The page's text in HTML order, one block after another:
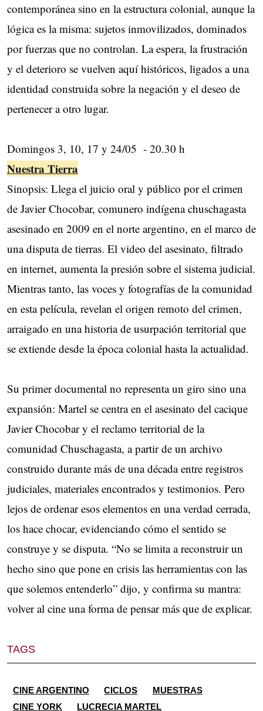
contemporánea sino en la estructura colonial, aunque la
lógica es la misma: sujetos inmovilizados, dominados
por fuerzas que no controlan. La espera, la frustración
y el deterioro se vuelven aquí históricos, ligados a una
identidad construida sobre la negación y el deseo de
pertenecer a otro lugar.
Domingos 3, 10, 17 y 24/05 - 20.30 h
Nuestra Tierra
Sinopsis: Llega el juicio oral y público por el crimen
de Javier Chocobar, comunero indígena chuschagasta
asesinado en 2009 en el norte argentino, en el marco de
una disputa de tierras. El video del asesinato, filtrado
en internet, aumenta la presión sobre el sistema judicial.
Mientras tanto, las voces y fotografías de la comunidad
en esta película, revelan el origen remoto del crimen,
arraigado en una historia de usurpación territorial que
se extiende desde la época colonial hasta la actualidad.
Su primer documental no representa un giro sino una
expansión: Martel se centra en el asesinato del cacique
Javier Chocobar y el reclamo territorial de la
comunidad Chuschagasta, a partir de un archivo
construido durante más de una década entre registros
judiciales, materiales encontrados y testimonios. Pero
lejos de ordenar esos elementos en una verdad cerrada,
los hace chocar, evidenciando cómo el sentido se
construye y se disputa. “No se limita a reconstruir un
hecho sino que pone en crisis las herramientas con las
que solemos entenderlo” dijo, y confirma su mantra:
volver al cine una forma de pensar más que de explicar.
TAGS
CINE ARGENTINO CICLOS
MUESTRAS
CINE YORK
LUCRECIA MARTEL